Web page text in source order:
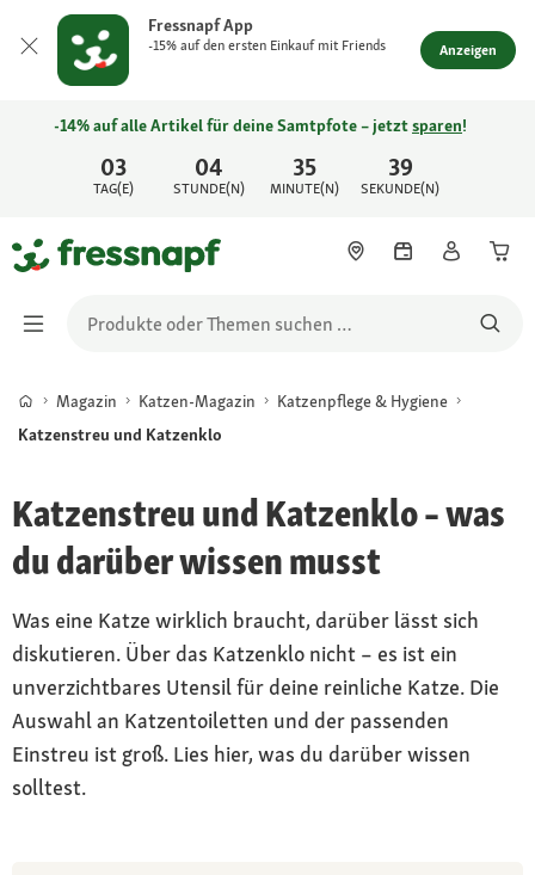
Fressnapf App
-15% auf den ersten Einkauf mit Friends Anzeigen
03
TAG(E)
04
STUNDE(N)
35
MINUTE(N)
39
SEKUNDE(N)
-14% auf alle Artikel für deine Samtpfote – jetztsparen!
Magazin Katzen-Magazin
Katzenpflege & Hygiene
Katzenstreu und Katzenklo
Katzenstreu und Katzenklo – was
du darüber wissen musst
Was eine Katze wirklich braucht, darüber lässt sich
diskutieren. Über das Katzenklo nicht – es ist ein
unverzichtbares Utensil für deine reinliche Katze. Die
Auswahl an Katzentoiletten und der passenden
Einstreu ist groß. Lies hier, was du darüber wissen
solltest.